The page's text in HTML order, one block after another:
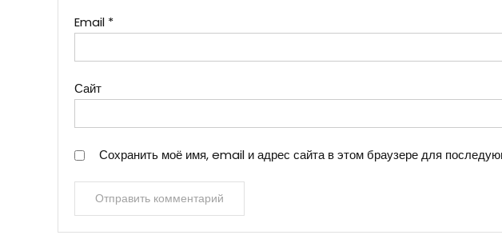
Email *
Сайт
Сохранить моё имя, email и адрес сайта в этом браузере для